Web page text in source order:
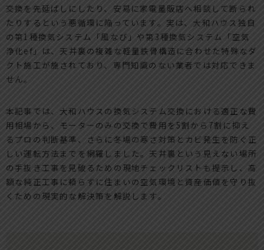
交換を先延ばしにしたり、安易に家電量販店へ相談して断られ
たりするという悪循環に陥っています。実は、大和ハウス独自
の第1種換気システム「風なび」や第3種換気システム「空気
浄化ef」は、天井裏の複雑な軽量鉄骨構造に合わせた特殊なダ
クト施工が施されており、専門知識のない業者では対応できま
せん。
本記事では、大和ハウスの換気システム交換における適正な費
用相場から、モーターのみの交換で費用を5割から7割に抑え
るプロの判断基準、さらに冬場の寒さ対策とカビ発生を防ぐ正
しい運転方法までを網羅しました。天井裏という見えない場所
の手抜き工事を見破るための現地チェックリストも提示し、高
額な純正工事に頼らずに住まいの空気環境と資産価値を守り抜
くための現実的な解決策を解説します。